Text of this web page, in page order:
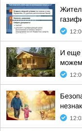
И еще
можем